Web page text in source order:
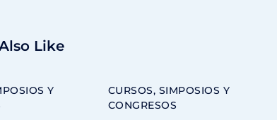
Like
Y
CURSOS, SIMPOSIOS Y
CONGRESOS